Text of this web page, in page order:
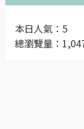
本日人氣：5
總瀏覽量：